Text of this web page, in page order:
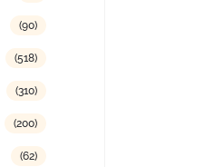
(90)
(518)
(310)
(200)
(62)